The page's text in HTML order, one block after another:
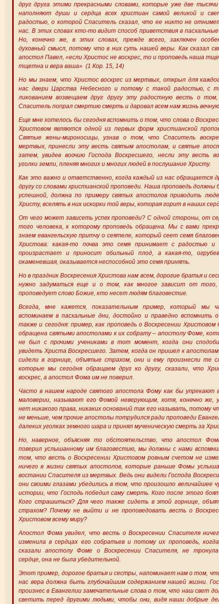
друг друга этими прекрасными словами, которые уже две
наполняют души и сердца всех христиан самой великой и
радостью, о которой Спаситель сказал, что ее никто не
нас. В этих словах кто-то видит способ приветствия в
Но, конечно же, в этих словах, прежде всего, заключен
духовный смысл, потому что в них суть нашей веры. Как сказал
апостол Павел, «если Христос не воскрес, то и проповедь наша
тщетна и вера ваша» (1 Кор. 15, 14)
Но мы знаем, что Христос воскрес из мертвых, открыл для
нас двери Царства Небесного и потому с такой радостью, с
ликованием возвещаем друг другу эту радостную весть о
Спаситель попрал смертию смерть и даровал всем нам жизнь
Еще мне хотелось бы сегодня вспомнить о том, что слова о
Христовом являются одной из первых форм христианской
Святые жены-мироносицы, узнав о том, что Спаситель
мертвых, принесли эту весть святым апостолам, и святые
затем, увидев воочию Господа Воскресшего, несли эту весть
уголки земли, пленяя многих и многих людей в послушание Христу.
Как это важно и ответственно, когда каждый из нас обращается
другу со словами христианской проповеди. Наша проповедь должны
успешной, должна по примеру святых апостолов приводить
Христу, вселять в них искорки той веры, которая горит в наших
От чего может зависеть успех проповеди? С одной стороны, от
того человека, к которому проповедь обращена. Мы с вами
знаем евангельскую притчу о сеятеле, который сеет семя
Христова: какая-то почва это семя принимает с радостью и
произрастает и приносит обильный плод, а какая-то,
окаменевшая, оказывается неспособной это семя принять.
Но в праздник Воскресения Христова нам всем, дорогие братья и
нужно задуматься еще и о том, как многое зависит от
проповедует слово Божие, кто несет людям благовестие.
Всегда, мне кажется, показательным пример, который мы
вспоминаем в пасхальные дни, достойно и праведно вспомнить
также и сегодня: пример, как проповедь о Воскресении Христовом
обращена святыми апостолами к их собрату – апостолу Фоме,
не был с прочими учениками в тот момент, когда они
увидеть Христа Воскресшего. Затем, когда он пришел к
сидели в горнице, объятые страхом, они и ему произнесли те
которые мы сегодня обращаем друг ко другу, сказали, что
воскрес, а апостол Фома им не поверил.
Часто в нашем народе святого апостола Фому как бы упрекают
маловерии, называют его Фомой неверующим, хотя, конечно же,
нет никакого права, никаких оснований так его называть, потому
не меньше, чем прочие апостолы потрудился ради проповеди
далеких уголках земного шара и принял мученическую смерть за
Но, наверное, объясняя то обстоятельство, что апостол
поверил услышанному им благовестию, мы должны с нами
том, что весть о Воскресении Христовом ровным счетом не
ничего в жизни святых апостолов, которые раньше Фомы
востании Спасителя из мертвых. Ведь они видели Господа
они своими глазами убедились в том, что произошло величайшее
истории, что Господь победил саму смерть. Кого после этого
Кого страшиться? Для чего также сидеть в этой горнице,
страхом? Почему не выйти и не проповедовать весть о
Христовом всему миру?
Апостол Фома увидел, что весть о Воскресении Спасителя
изменила в сердцах его собратьев и потому их проповедь,
сказали апостолу Фоме о Воскресении Спасителя, не
сердце, она не была убедительной.
Этот пример, дорогое братья и сестры, напоминает нам о том,
нас вера должна быть глубочайшим содержанием нашей жизни.
произнес в Евангелии замечательные слова о том, что наш свет
светить перед другими людьми, чтобы они, видя наши добрые